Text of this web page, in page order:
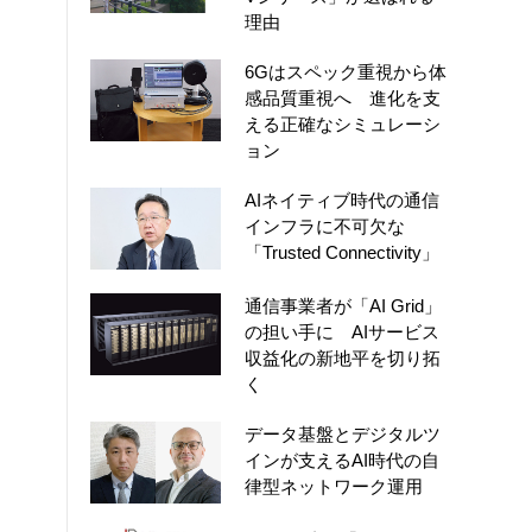
理由
6Gはスペック重視から体
感品質重視へ 進化を支
える正確なシミュレーシ
ョン
AIネイティブ時代の通信
インフラに不可欠な
「Trusted Connectivity」
通信事業者が「AI Grid」
の担い手に AIサービス
収益化の新地平を切り拓
く
データ基盤とデジタルツ
インが支えるAI時代の自
律型ネットワーク運用